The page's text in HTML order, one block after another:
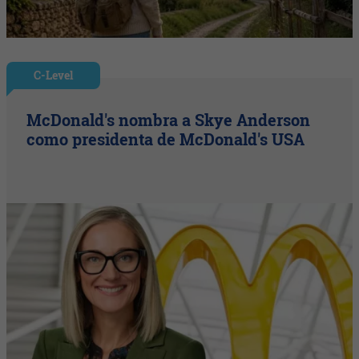
C-Level
McDonald's nombra a Skye Anderson
como presidenta de McDonald's USA